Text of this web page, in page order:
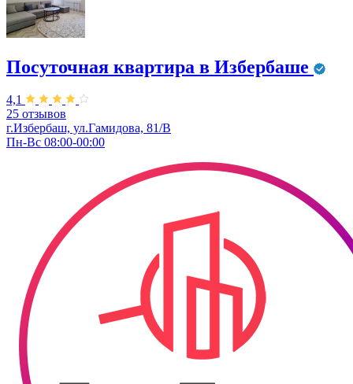
Посуточная квартира в Избербаше
4,1
25 отзывов
г.Избербаш, ул.Гамидова, 81/В
Пн-Вс 08:00-00:00